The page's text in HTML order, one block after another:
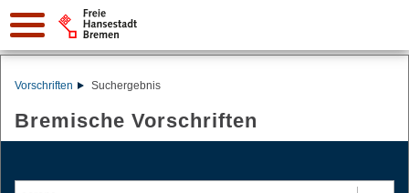
Vorschriften Suchergebnis
Bremische Vorschriften